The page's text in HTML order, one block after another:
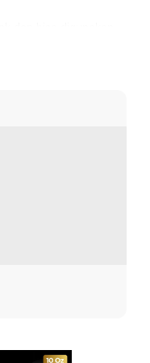
latihan dalam
bisa berlatih aneka
oleh pemula
tangan tinju